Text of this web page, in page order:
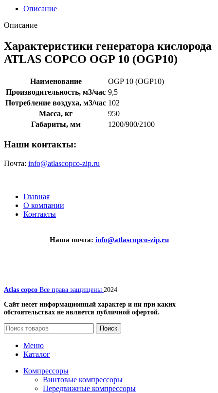
Описание
Описание
Характеристики генератора кислорода
ATLAS COPCO OGP 10 (OGP10)
Наименование
OGP 10 (OGP10)
Производительность, м3/час 9,5
Потребление воздуха, м3/час 102
Масса, кг
950
Габариты, мм
1200/900/2100
Наши контакты:
Почта: info@atlascopco-zip.ru
Главная
О компании
Контакты
Наша почта: info@atlascopco-zip.ru
Atlas copco Все права защищены 2024
Сайт несет информационный характер и ни при каких
обстоятельствах не является публичной офертой.
Поиск
Меню
Каталог
Компрессоры
Винтовые компрессоры
Передвижные компрессоры